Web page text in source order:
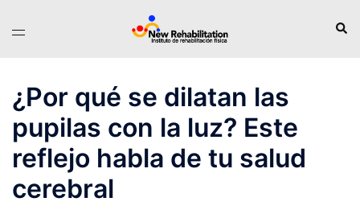
¿Por qué se dilatan las
pupilas con la luz? Este
reflejo habla de tu salud
cerebral